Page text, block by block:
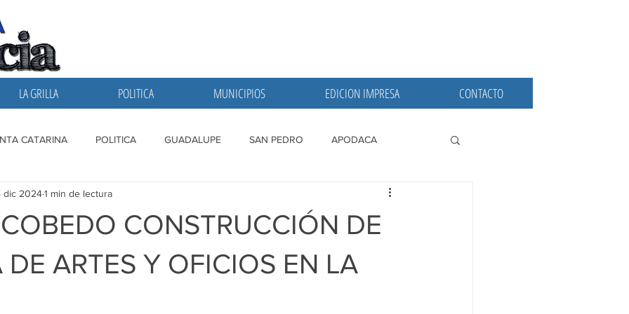
LA GRILLA POLITICA MUNICIPIOS EDICION IMPRESA CONTACTO
CATARINA POLITICA GUADALUPE SAN PEDRO APODACA
GRILLA SAN NICOLAS
CONSTRUCCIÓN DE
DE ARTES Y OFICIOS EN LA
dic 20241 min de lectura